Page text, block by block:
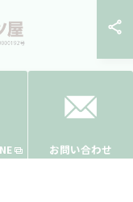
お問い合わせ
RIGHTS RESERVED.